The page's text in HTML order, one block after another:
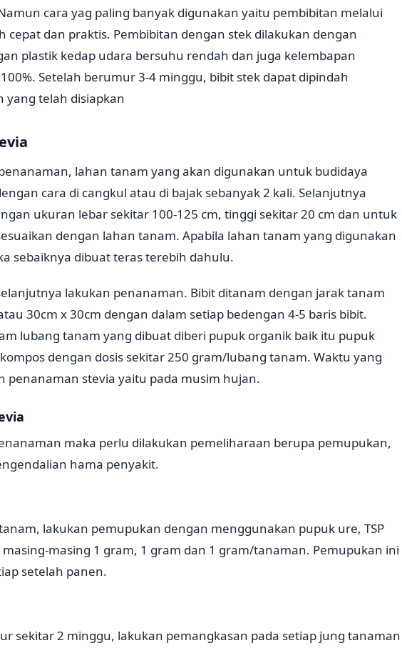
cara yag paling banyak digunakan yaitu pembibitan melalui
cepat dan praktis. Pembibitan dengan stek dilakukan dengan
plastik kedap udara bersuhu rendah dan juga kelembapan
Setelah berumur 3-4 minggu, bibit stek dapat dipindah
yang telah disiapkan
lahan tanam yang akan digunakan untuk budidaya
cara di cangkul atau di bajak sebanyak 2 kali. Selanjutnya
ukuran lebar sekitar 100-125 cm, tinggi sekitar 20 cm dan untuk
dengan lahan tanam. Apabila lahan tanam yang digunakan
sebaiknya dibuat teras terebih dahulu.
lakukan penanaman. Bibit ditanam dengan jarak tanam
30cm x 30cm dengan dalam setiap bedengan 4-5 baris bibit.
lubang tanam yang dibuat diberi pupuk organik baik itu pupuk
dengan dosis sekitar 250 gram/lubang tanam. Waktu yang
penanaman stevia yaitu pada musim hujan.
maka perlu dilakukan pemeliharaan berupa pemupukan,
hama penyakit.
lakukan pemupukan dengan menggunakan pupuk ure, TSP
masing-masing 1 gram, 1 gram dan 1 gram/tanaman. Pemupukan ini
setelah panen.
sekitar 2 minggu, lakukan pemangkasan pada setiap jung tanaman